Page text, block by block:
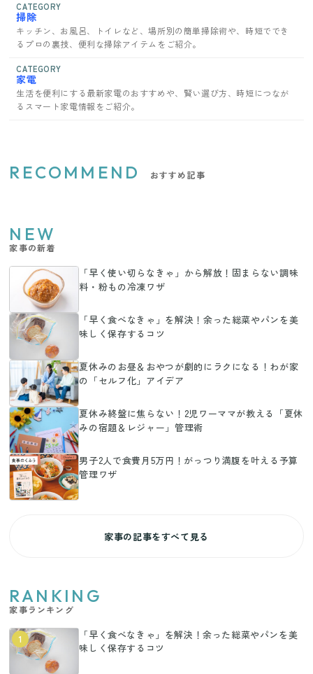
CATEGORY
掃除
キッチン、お風呂、トイレなど、場所別の簡単掃除術や、時短ででき
るプロの裏技、便利な掃除アイテムをご紹介。
CATEGORY
家電
生活を便利にする最新家電のおすすめや、賢い選び方、時短につなが
るスマート家電情報をご紹介。
RECOMMEND おすすめ記事
NEW
家事の新着
「早く使い切らなきゃ」から解放！固まらない調味
料・粉もの冷凍ワザ
「早く食べなきゃ」を解決！余った総菜やパンを美
味しく保存するコツ
夏休みのお昼＆おやつが劇的にラクになる！わが家
の「セルフ化」アイデア
夏休み終盤に焦らない！2児ワーママが教える「夏休
みの宿題＆レジャー」管理術
男子2人で食費月5万円！がっつり満腹を叶える予算
管理ワザ
家事の記事をすべて見る
RANKING
家事ランキング
1
「早く食べなきゃ」を解決！余った総菜やパンを美
味しく保存するコツ